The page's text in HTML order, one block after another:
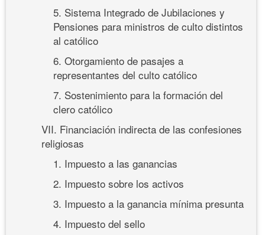
5. Sistema Integrado de Jubilaciones y
Pensiones para ministros de culto distintos
al católico
6. Otorgamiento de pasajes a
representantes del culto católico
7. Sostenimiento para la formación del
clero católico
VII. Financiación indirecta de las confesiones
religiosas
1. Impuesto a las ganancias
2. Impuesto sobre los activos
3. Impuesto a la ganancia mínima presunta
4. Impuesto del sello